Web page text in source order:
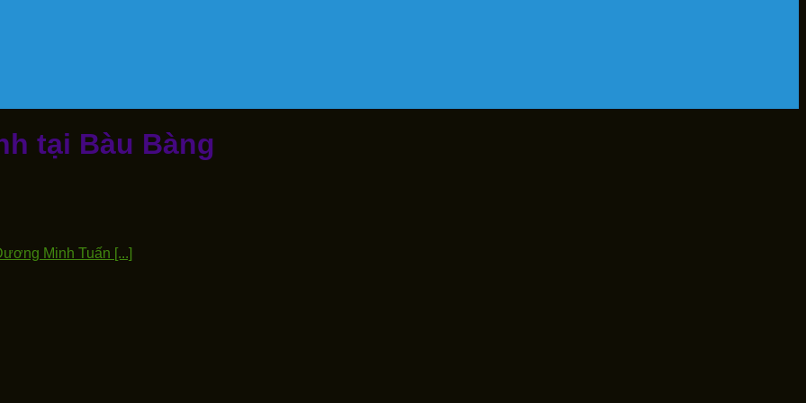
tại Bàu Bàng
Minh Tuấn [...]